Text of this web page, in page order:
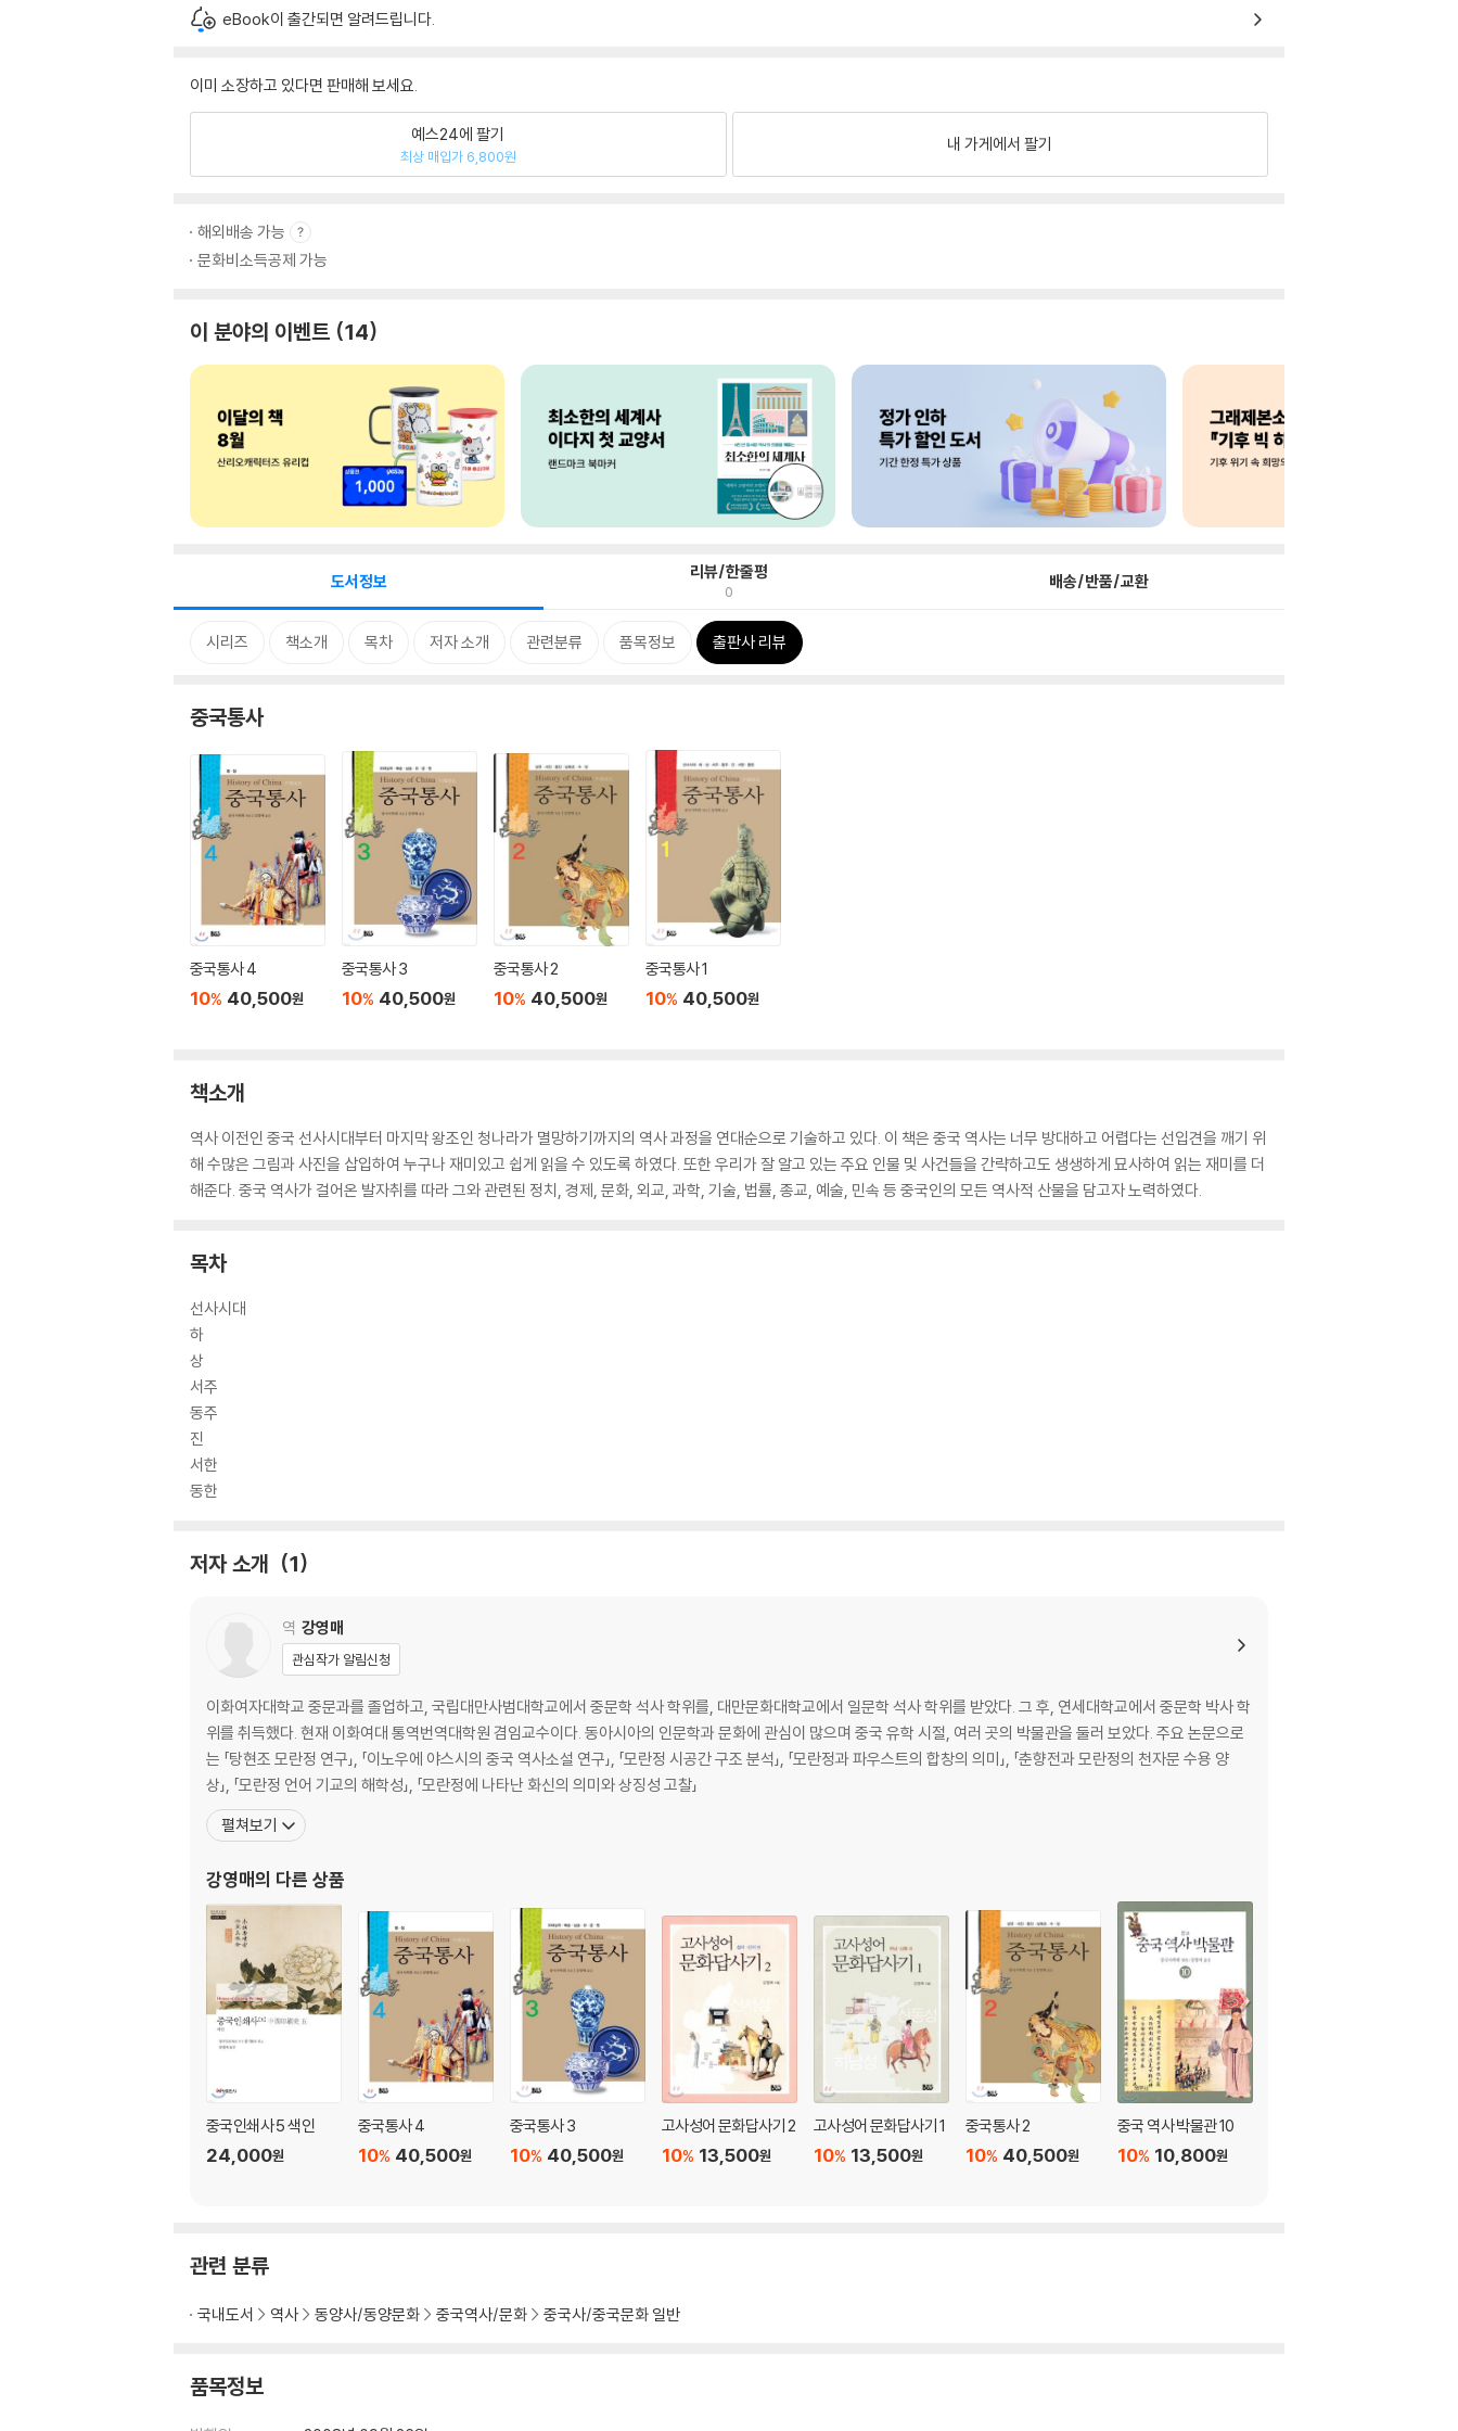
eBook이 출간되면 알려드립니다.
이미 소장하고 있다면 판매해 보세요.
예스24에 팔기
최상 매입가 6,800원
내 가게에서 팔기
해외배송 가능
문화비소득공제 가능
이 분야의 이벤트 14
도서정보 리뷰/한줄평
0 배송/반품/교환
시리즈 책소개 목차 저자 소개 관련분류 품목정보 출판사 리뷰
중국통사
중국통사 4
10% 40,500원
중국통사 3
10% 40,500원
중국통사 2
10% 40,500원
중국통사 1
10% 40,500원
책소개
역사 이전인 중국 선사시대부터 마지막 왕조인 청나라가 멸망하기까지의 역사 과정을 연대순으로 기술하고 있다. 이 책은 중국 역사는 너무 방대하고 어렵다는 선입견을 깨기 위
해 수많은 그림과 사진을 삽입하여 누구나 재미있고 쉽게 읽을 수 있도록 하였다. 또한 우리가 잘 알고 있는 주요 인물 및 사건들을 간략하고도 생생하게 묘사하여 읽는 재미를 더
해준다. 중국 역사가 걸어온 발자취를 따라 그와 관련된 정치, 경제, 문화, 외교, 과학, 기술, 법률, 종교, 예술, 민속 등 중국인의 모든 역사적 산물을 담고자 노력하였다.
목차
선사시대
하
상
서주
동주
진
서한
동한
저자 소개 1
역 강영매
관심작가 알림신청
이화여자대학교 중문과를 졸업하고, 국립대만사범대학교에서 중문학 석사 학위를, 대만문화대학교에서 일문학 석사 학위를 받았다. 그 후, 연세대학교에서 중문학 박사 학
위를 취득했다. 현재 이화여대 통역번역대학원 겸임교수이다. 동아시아의 인문학과 문화에 관심이 많으며 중국 유학 시절, 여러 곳의 박물관을 둘러 보았다. 주요 논문으로
는 「탕현조 모란정 연구」, 「이노우에 야스시의 중국 역사소설 연구」, 「모란정 시공간 구조 분석」, 「모란정과 파우스트의 합창의 의미」, 「춘향전과 모란정의 천자문 수용 양
상」, 「모란정 언어 기교의 해학성」, 「모란정에 나타난 화신의 의미와 상징성 고찰」
펼쳐보기
강영매의 다른 상품
중국인쇄사 5 색인
24,000원
중국통사 4
40,500원
10%
중국통사 3
40,500원
10%
고사성어 문화답사기 2
13,500원
10%
고사성어 문화답사기 1
13,500원
10%
중국통사 2
40,500원
10%
중국 역사 박물관 10
10,800원
10%
관련 분류
국내도서 역사 동양사/동양문화 중국역사/문화 중국사/중국문화 일반
품목정보